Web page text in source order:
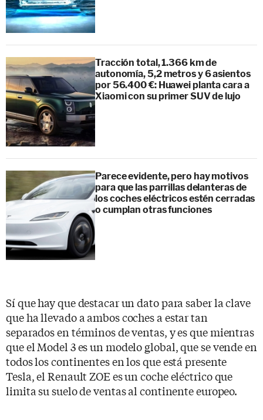
Tracción total, 1.366 km de
autonomía, 5,2 metros y 6 asientos
por 56.400 €: Huawei planta cara a
Xiaomi con su primer SUV de lujo
Parece evidente, pero hay motivos
para que las parrillas delanteras de
los coches eléctricos estén cerradas
o cumplan otras funciones
Sí que hay que destacar un dato para saber la clave
que ha llevado a ambos coches a estar tan
separados en términos de ventas, y es que mientras
que el Model 3 es un modelo global, que se vende en
todos los continentes en los que está presente
Tesla, el Renault ZOE es un coche eléctrico que
limita su suelo de ventas al continente europeo.